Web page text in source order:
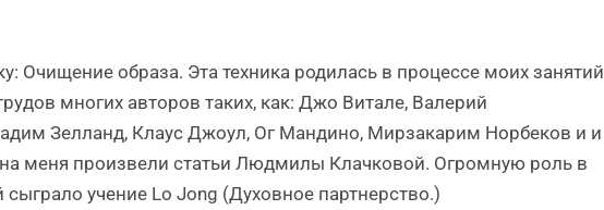
Очищение образа. Эта техника родилась в процессе моих занятий
многих авторов таких, как: Джо Витале, Валерий
Зелланд, Клаус Джоул, Ог Мандино, Мирзакарим Норбеков и и
меня произвели статьи Людмилы Клачковой. Огромную роль в
учение Lo Jong (Духовное партнерство.)